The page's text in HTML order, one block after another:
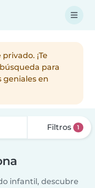
¡Te
para
en
Filtros 1
infantil, descubre